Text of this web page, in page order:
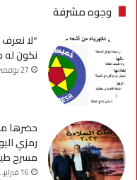
وجوه مشرفة
“لا
نكون
27 نوفمبر، 2024
حضرها
رمزي
مسرح
16 فبراير، 2024